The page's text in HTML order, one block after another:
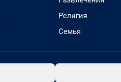
Религия
Семья